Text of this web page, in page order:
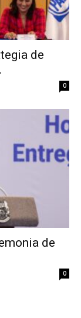
de
0
de
0